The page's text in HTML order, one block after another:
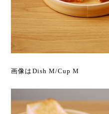
画像はDish M/Cup M